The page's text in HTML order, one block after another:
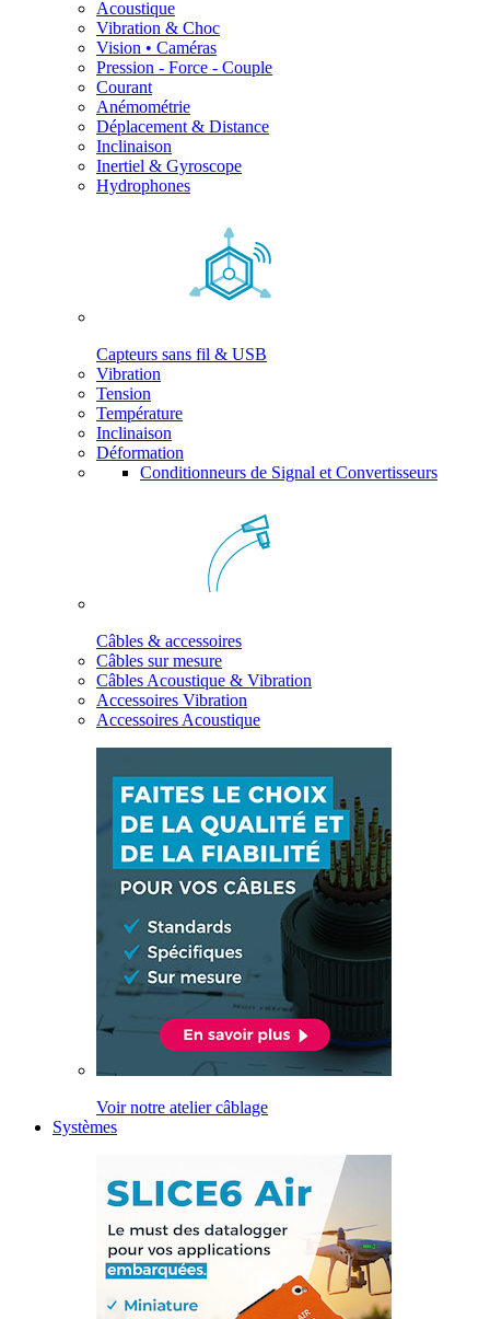
Acoustique
Vibration & Choc
Vision • Caméras
Pression - Force - Couple
Courant
Anémométrie
Déplacement & Distance
Inclinaison
Inertiel & Gyroscope
Hydrophones
Capteurs sans fil & USB
Vibration
Tension
Température
Inclinaison
Déformation
Conditionneurs de Signal et Convertisseurs
Câbles & accessoires
Câbles sur mesure
Câbles Acoustique & Vibration
Accessoires Vibration
Accessoires Acoustique
Voir notre atelier câblage
Systèmes